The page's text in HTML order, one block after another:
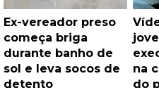
Ex-vereador preso
começa briga
durante banho de
sol e leva socos de
detento
na
do